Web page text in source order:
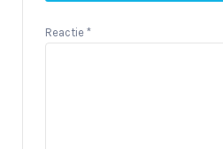
Reactie *